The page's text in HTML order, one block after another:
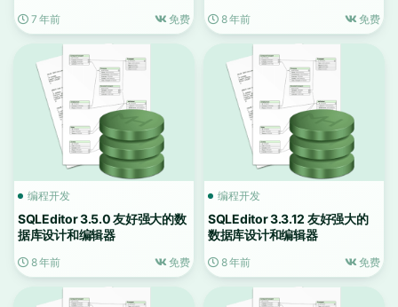
7 年前 免费 8 年前 免费
编程开发
SQLEditor 3.5.0 友好强大的数
据库设计和编辑器
8 年前 免费
编程开发
SQLEditor 3.3.12 友好强大的
数据库设计和编辑器
8 年前 免费